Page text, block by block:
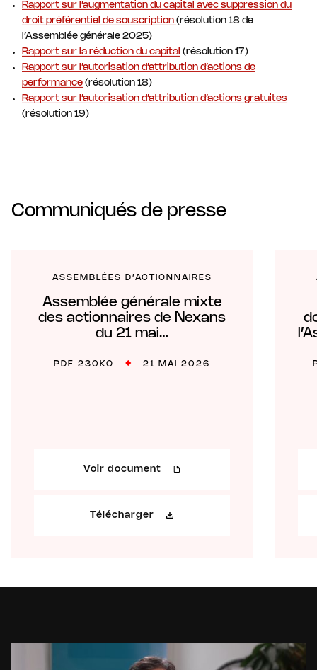
Rapport sur l’augmentation du capital avec suppression du
droit préférentiel de souscription (résolution 18 de
l’Assemblée générale 2025)
Rapport sur la réduction du capital (résolution 17)
Rapport sur l’autorisation d’attribution d’actions de
performance (résolution 18)
Rapport sur l’autorisation d’attribution d’actions gratuites
(résolution 19)
Communiqués de presse
ASSEMBLÉES D’ACTIONNAIRES
Assemblée générale mixte
des actionnaires de Nexans
du 21 mai…
PDF 230KO 21 MAI 2026
Voir document
Télécharger